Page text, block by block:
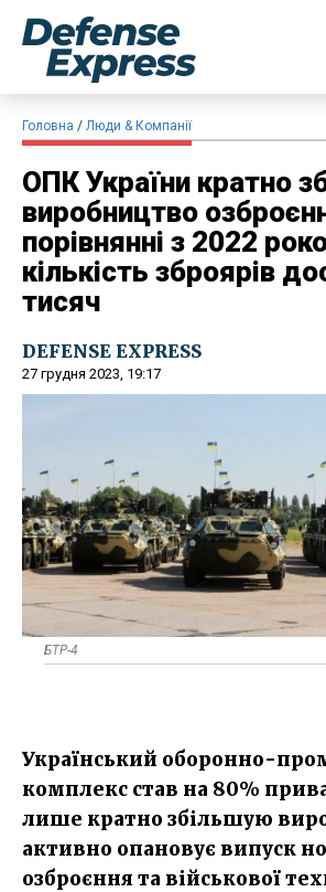
Головна Люди & Компанії
ОПК України кратно
виробництво
порівнянні з 2022
кількість зброярів
тисяч
DEFENSE EXPRESS
27 грудня 2023, 19:17
БТР-4
Український оборонно-
комплекс став на 80%
лише кратно збільшую
активно опановує випуск
озброєння та військової